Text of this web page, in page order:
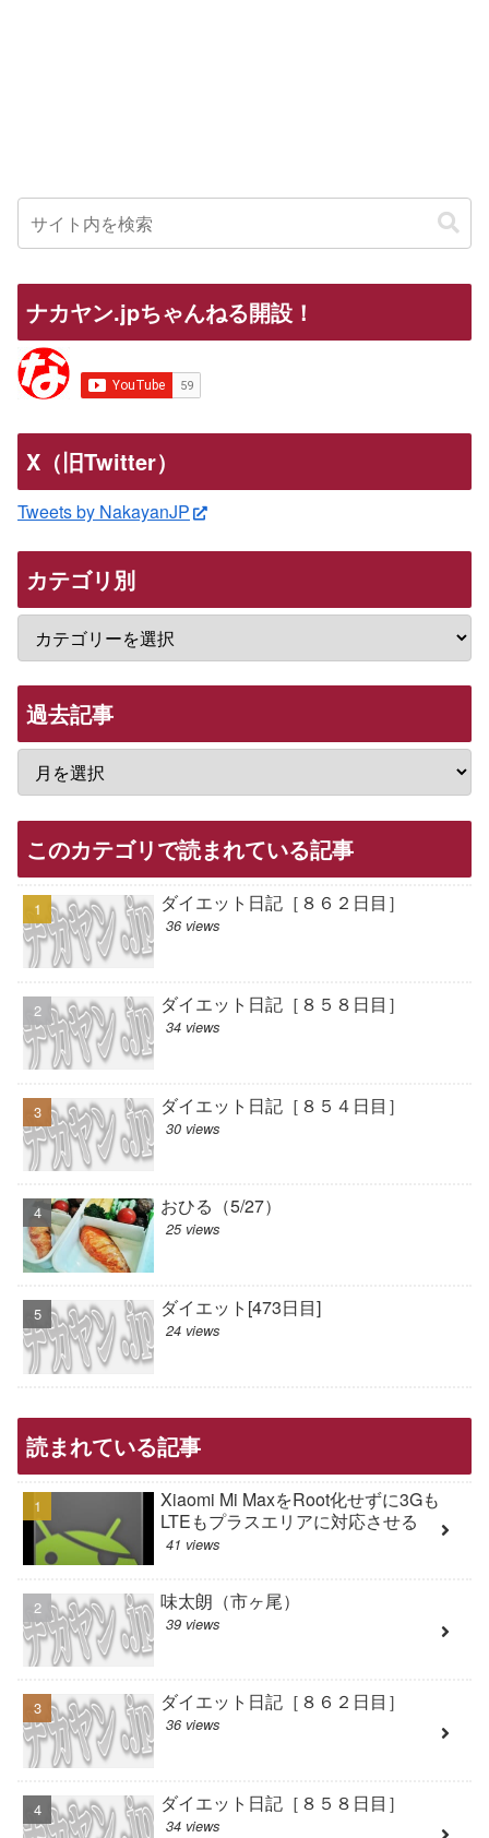
ナカヤン.jpちゃんねる開設！
X（旧Twitter）
Tweets by NakayanJP
カテゴリ別
過去記事
このカテゴリで読まれている記事
ダイエット日記［８６２日目］
36 views
ダイエット日記［８５８日目］
34 views
ダイエット日記［８５４日目］
30 views
おひる（5/27）
25 views
ダイエット[473日目]
24 views
読まれている記事
Xiaomi Mi MaxをRoot化せずに3Gも
LTEもプラスエリアに対応させる
41 views
味太朗（市ヶ尾）
39 views
ダイエット日記［８６２日目］
36 views
ダイエット日記［８５８日目］
34 views